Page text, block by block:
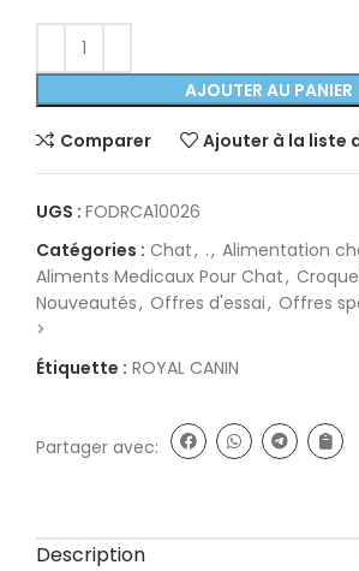
AJOUTER AU PANIER
Comparer Ajouter à la liste
UGS : FODRCA10026
Catégories : Chat, ., Alimentation
Aliments Medicaux Pour Chat,
Nouveautés, Offres d'essai, Offres
>
Étiquette : ROYAL CANIN
Partager avec:
Description